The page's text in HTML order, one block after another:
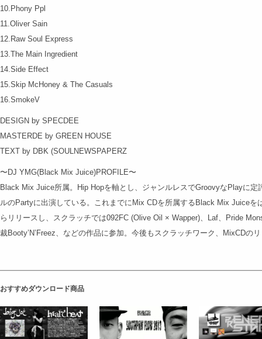
10.Phony Ppl
11.Oliver Sain
12.Raw Soul Express
13.The Main Ingredient
14.Side Effect
15.Skip McHoney & The Casuals
16.SmokeV
DESIGN by SPECDEE
MASTERDE by GREEN HOUSE
TEXT by DBK (SOULNEWSPAPERZ
〜DJ YMG(Black Mix Juice)PROFILE〜
Black Mix Juice所属。Hip Hopを軸とし、ジャンルレスでGroovyなPlayに
ルのPartyに出演している。これまでにMix CDを所属するBlack Mix Juice
らリリースし、スクラッチでは092FC (Olive Oil × Wapper)、Laf、Pride
裁Booty’N’Freez、などの作品に参加。今後もスクラッチワーク、MixCDの
おすすめダウンロード商品